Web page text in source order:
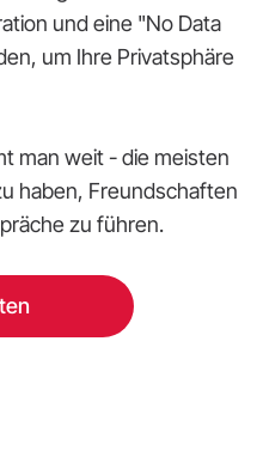
und eine "No Data
um Ihre Privatsphäre
man weit - die meisten
haben, Freundschaften
zu führen.